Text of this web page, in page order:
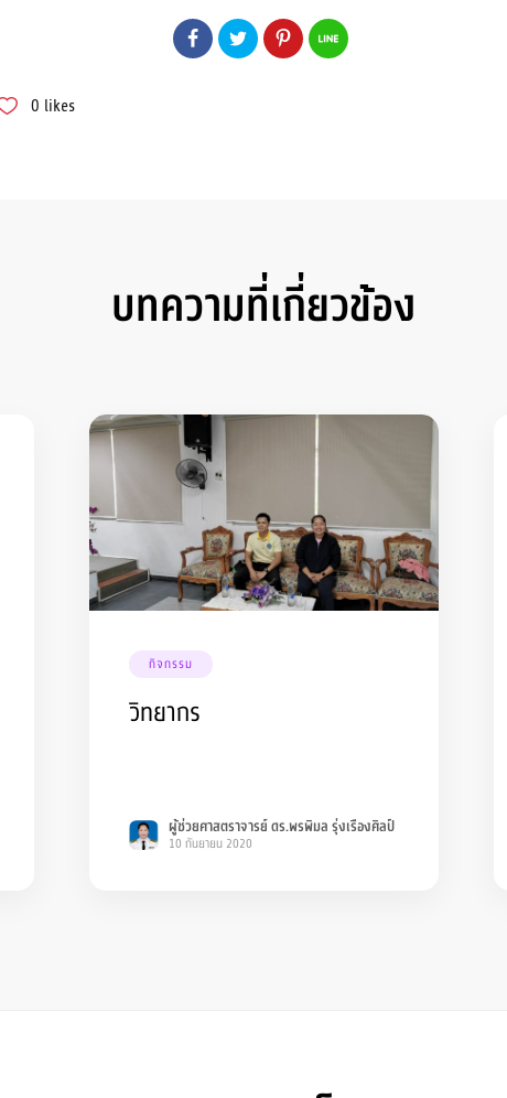
0 likes
บทความที่เกี่ยวข้อง
กิจกรรม
วิทยากร
ผู้ช่วยศาสตราจารย์ ดร.พรพิมล รุ่งเรืองศิลป์
10 กันยายน 2020